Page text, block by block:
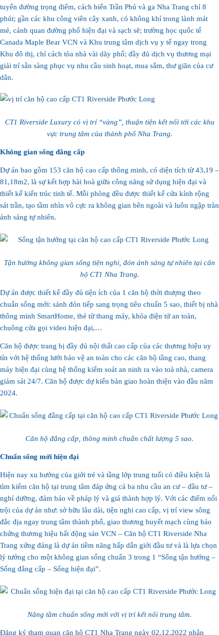
tuyến đường trọng điểm, cách biển Trần Phú và ga Nha Trang chỉ 8
phút; gần các khu công viên cây xanh, có không khí trong lành mát
mẻ, cảnh quan đường phố hiện đại và sạch sẽ; trường học quốc tế
Canada Maple Bear VCN và Khu trung tâm dịch vụ y tế ngay trong
Khu đô thị, chỉ cách tòa nhà vài dãy phố; đầy đủ dịch vụ thương mại
giải trí sẵn sàng phục vụ nhu cầu sinh hoạt, mua sắm, thư giãn của cư
dân.
CT1 Riverside Luxury có vị trí “vàng”, thuận tiện kết nối tới các khu
vực trung tâm của thành phố Nha Trang.
Không gian sống đẳng cấp
Dự án bao gồm 153 căn hộ cao cấp thông minh, có diện tích từ 43,19 –
81,18m2, là sự kết hợp hài hoà giữa công năng sử dụng hiện đại và
thiết kế kiến trúc tinh tế. Mỗi phòng đều được thiết kế cửa kính rộng
sát trần, tạo tầm nhìn vô cực ra không gian bên ngoài và luôn ngập tràn
ánh sáng tự nhiên.
Tận hưởng không gian sống tiện nghi, đón ánh sáng tự nhiên tại căn
hộ CT1 Nha Trang.
Dự án được thiết kế đầy đủ tiện ích của 1 căn hộ thời thượng theo
chuẩn sống mới: sảnh đón tiếp sang trọng tiêu chuẩn 5 sao, thiết bị nhà
thông minh SmartHome, thẻ từ thang máy, khóa điện tử an toàn,
chuông cửa gọi video hiện đại,…
Căn hộ được trang bị đầy đủ nội thất cao cấp của các thương hiệu uy
tín với hệ thống lưới bảo vệ an toàn cho các căn hộ tầng cao, thang
máy hiện đại cùng hệ thống kiểm soát an ninh ra vào toà nhà, camera
giám sát 24/7. Căn hộ được dự kiến bàn giao hoàn thiện vào đầu năm
2024.
Căn hộ đẳng cấp, thông minh chuẩn chất lượng 5 sao.
Chuẩn sống mới hiện đại
Hiện nay xu hướng của giới trẻ và tầng lớp trung tuổi có điều kiện là
tìm kiếm căn hộ tại trung tâm đáp ứng cả ba nhu cầu an cư – đầu tư –
nghỉ dưỡng, đảm bảo về pháp lý và giá thành hợp lý. Với các điểm nổi
trội của dự án như: sở hữu lâu dài, tiện nghi cao cấp, vị trí view sông
đắc địa ngay trung tâm thành phố, giao thương huyết mạch cùng bảo
chứng thương hiệu bất động sản VCN – Căn hộ CT1 Riverside Nha
Trang xứng đáng là dự án tiềm năng hấp dẫn giới đầu tư và là lựa chọn
lý tưởng cho một không gian sống chuẩn 3 trong 1 “Sống tận hưởng –
Sống đẳng cấp – Sống hiện đại”.
Nâng tầm chuẩn sống mới với vị trí kết nối trung tâm.
Đăng ký tham quan căn hộ CT1 Nha Trang ngày 02.12.2022 nhận